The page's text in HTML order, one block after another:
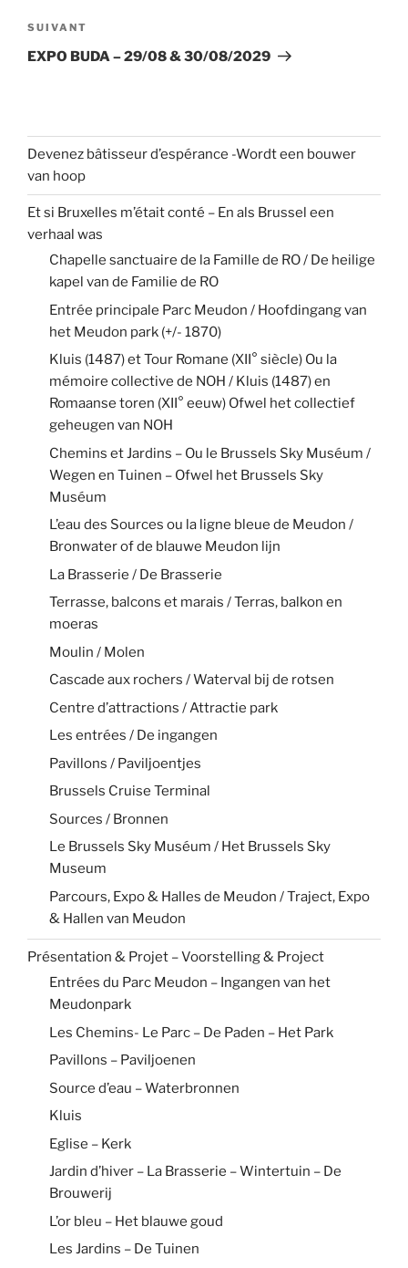
Article
suivant
SUIVANT
EXPO BUDA – 29/08 & 30/08/2029
Devenez bâtisseur d’espérance -Wordt een bouwer
van hoop
Et si Bruxelles m’était conté – En als Brussel een
verhaal was
Chapelle sanctuaire de la Famille de RO / De heilige
kapel van de Familie de RO
Entrée principale Parc Meudon / Hoofdingang van
het Meudon park (+/- 1870)
Kluis (1487) et Tour Romane (XII° siècle) Ou la
mémoire collective de NOH / Kluis (1487) en
Romaanse toren (XII° eeuw) Ofwel het collectief
geheugen van NOH
Chemins et Jardins – Ou le Brussels Sky Muséum /
Wegen en Tuinen – Ofwel het Brussels Sky
Muséum
L’eau des Sources ou la ligne bleue de Meudon /
Bronwater of de blauwe Meudon lijn
La Brasserie / De Brasserie
Terrasse, balcons et marais / Terras, balkon en
moeras
Moulin / Molen
Cascade aux rochers / Waterval bij de rotsen
Centre d’attractions / Attractie park
Les entrées / De ingangen
Pavillons / Paviljoentjes
Brussels Cruise Terminal
Sources / Bronnen
Le Brussels Sky Muséum / Het Brussels Sky
Museum
Parcours, Expo & Halles de Meudon / Traject, Expo
& Hallen van Meudon
Présentation & Projet – Voorstelling & Project
Entrées du Parc Meudon – Ingangen van het
Meudonpark
Les Chemins- Le Parc – De Paden – Het Park
Pavillons – Paviljoenen
Source d’eau – Waterbronnen
Kluis
Eglise – Kerk
Jardin d’hiver – La Brasserie – Wintertuin – De
Brouwerij
L’or bleu – Het blauwe goud
Les Jardins – De Tuinen